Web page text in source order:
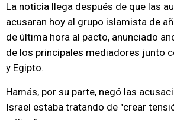
La noticia llega después de que las
acusaran hoy al grupo islamista de
de última hora al pacto, anunciado
de los principales mediadores junto
y Egipto.
Hamás, por su parte, negó las
Israel estaba tratando de "crear